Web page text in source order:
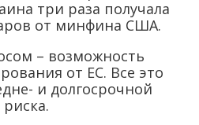
три раза получала
от минфина США.
– возможность
от ЕС. Все это
и долгосрочной